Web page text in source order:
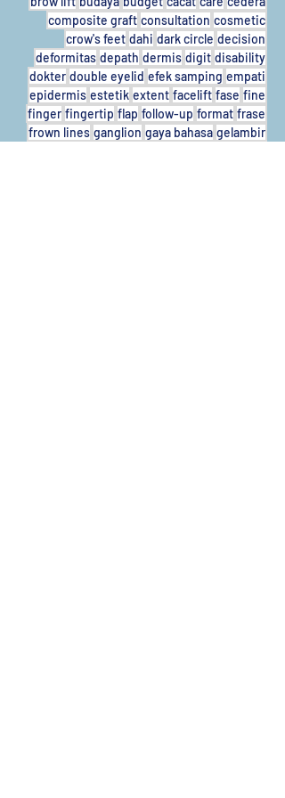
composite graft consultation cosmetic
crow's feet dahi dark circle decision
deformitas depath dermis digit disability
dokter double eyelid efek samping empati
epidermis estetik extent facelift fase fine
finger fingertip flap follow-up format frase
frown lines ganglion gaya bahasa gelambir